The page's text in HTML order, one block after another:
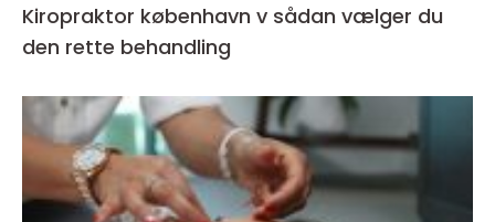
Kiropraktor københavn v sådan vælger du
den rette behandling